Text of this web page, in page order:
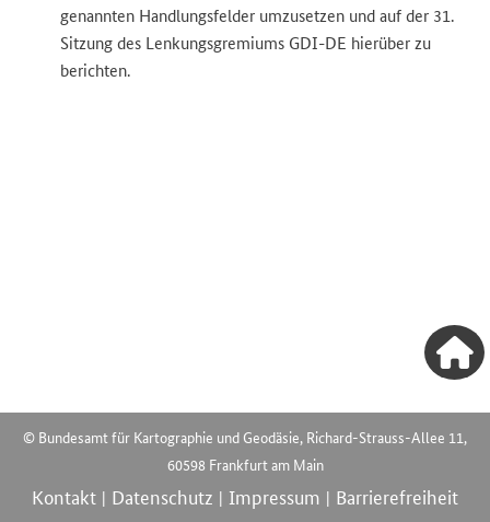
genannten Handlungsfelder umzusetzen und auf der 31.
Sitzung des Lenkungsgremiums GDI-DE hierüber zu
berichten.
© Bundesamt für Kartographie und Geodäsie, Richard-Strauss-Allee 11,
60598 Frankfurt am Main
Kontakt | Datenschutz | Impressum | Barrierefreiheit